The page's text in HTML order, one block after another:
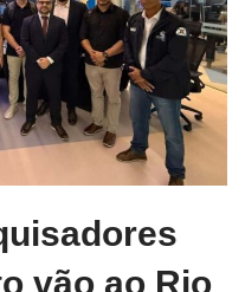
vão ao Rio